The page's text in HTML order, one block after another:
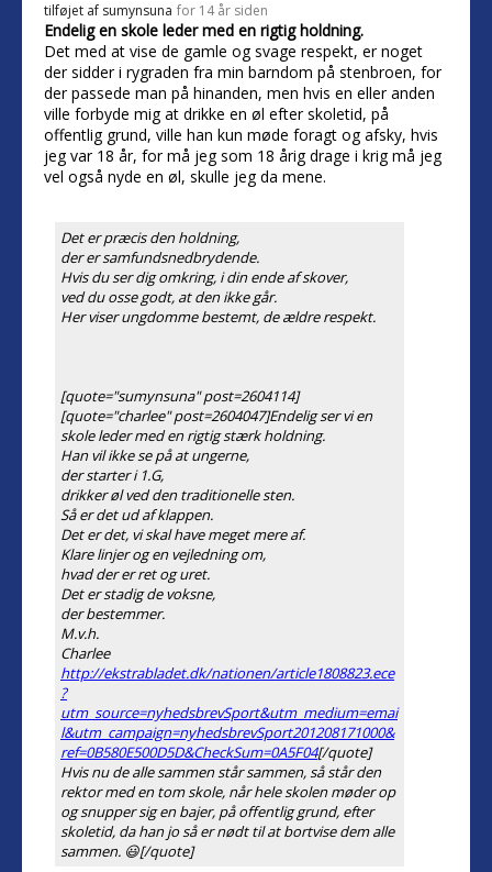
tilføjet af sumynsuna for 14 år siden
Endelig en skole leder med en rigtig holdning.
Det med at vise de gamle og svage respekt, er noget
der sidder i rygraden fra min barndom på stenbroen, for
der passede man på hinanden, men hvis en eller anden
ville forbyde mig at drikke en øl efter skoletid, på
offentlig grund, ville han kun møde foragt og afsky, hvis
jeg var 18 år, for må jeg som 18 årig drage i krig må jeg
vel også nyde en øl, skulle jeg da mene.
Det er præcis den holdning,
der er samfundsnedbrydende.
Hvis du ser dig omkring, i din ende af skover,
ved du osse godt, at den ikke går.
Her viser ungdomme bestemt, de ældre respekt.
[quote="sumynsuna" post=2604114]
[quote="charlee" post=2604047]Endelig ser vi en
skole leder med en rigtig stærk holdning.
Han vil ikke se på at ungerne,
der starter i 1.G,
drikker øl ved den traditionelle sten.
Så er det ud af klappen.
Det er det, vi skal have meget mere af.
Klare linjer og en vejledning om,
hvad der er ret og uret.
Det er stadig de voksne,
der bestemmer.
M.v.h.
Charlee
http://ekstrabladet.dk/nationen/article1808823.ece
?
utm_source=nyhedsbrevSport&utm_medium=emai
l&utm_campaign=nyhedsbrevSport201208171000&
ref=0B580E500D5D&CheckSum=0A5F04[/quote]
Hvis nu de alle sammen står sammen, så står den
rektor med en tom skole, når hele skolen møder op
og snupper sig en bajer, på offentlig grund, efter
skoletid, da han jo så er nødt til at bortvise dem alle
sammen. 😃[/quote]